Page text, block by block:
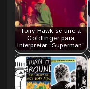
Tony Hawk se une a
Goldfinger para
interpretar “Superman”